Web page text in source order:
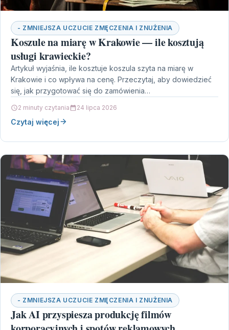
- ZMNIEJSZA UCZUCIE ZMĘCZENIA I ZNUŻENIA
Koszule na miarę w Krakowie — ile kosztują
usługi krawieckie?
Artykuł wyjaśnia, ile kosztuje koszula szyta na miarę w
Krakowie i co wpływa na cenę. Przeczytaj, aby dowiedzieć
się, jak przygotować się do zamówienia…
2 minuty czytania 24 lipca 2026
Czytaj więcej
- ZMNIEJSZA UCZUCIE ZMĘCZENIA I ZNUŻENIA
Jak AI przyspiesza produkcję filmów